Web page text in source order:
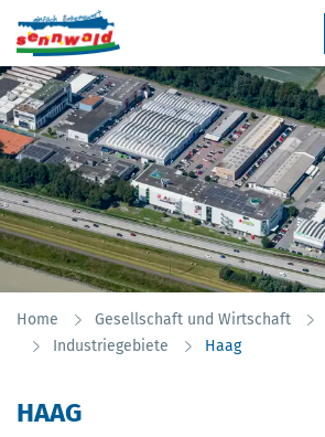
Kopfzeile
Inhalt
Home Gesellschaft und Wirtschaft
Industriegebiete
Haag(ausgewählt)
HAAG